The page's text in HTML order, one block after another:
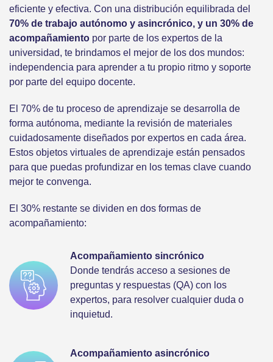
eficiente y efectiva. Con una distribución equilibrada del
70% de trabajo autónomo y asincrónico, y un 30% de
acompañamiento por parte de los expertos de la
universidad, te brindamos el mejor de los dos mundos:
independencia para aprender a tu propio ritmo y soporte
por parte del equipo docente.
El 70% de tu proceso de aprendizaje se desarrolla de
forma autónoma, mediante la revisión de materiales
cuidadosamente diseñados por expertos en cada área.
Estos objetos virtuales de aprendizaje están pensados
para que puedas profundizar en los temas clave cuando
mejor te convenga.
El 30% restante se dividen en dos formas de
acompañamiento:
Acompañamiento sincrónico
Donde tendrás acceso a sesiones de
preguntas y respuestas (QA) con los
expertos, para resolver cualquier duda o
inquietud.
Acompañamiento asincrónico